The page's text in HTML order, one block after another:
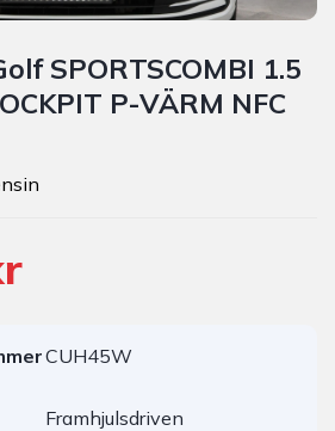
SPORTSCOMBI 1.5
P-VÄRM NFC
CUH45W
Framhjulsdriven